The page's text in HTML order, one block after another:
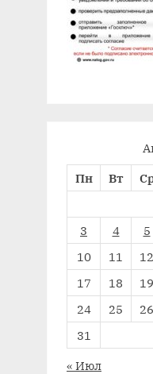
Пн
Вт
3
4 5
10
11 12
17
18 19
24
25 26
31
« Июл